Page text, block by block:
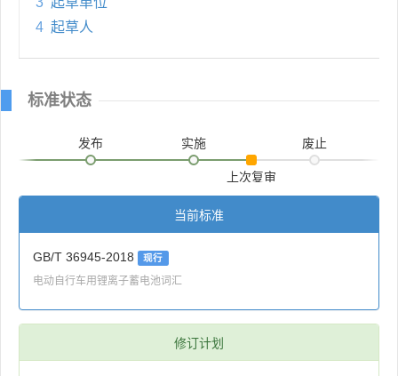
4 起草人
标准状态
发布 实施
上次复审
废止
当前标准
GB/T 36945-2018 现行
电动自行车用锂离子蓄电池词汇
修订计划